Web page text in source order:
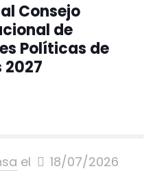
Consejo
de
Políticas de
2027
el 18/07/2026